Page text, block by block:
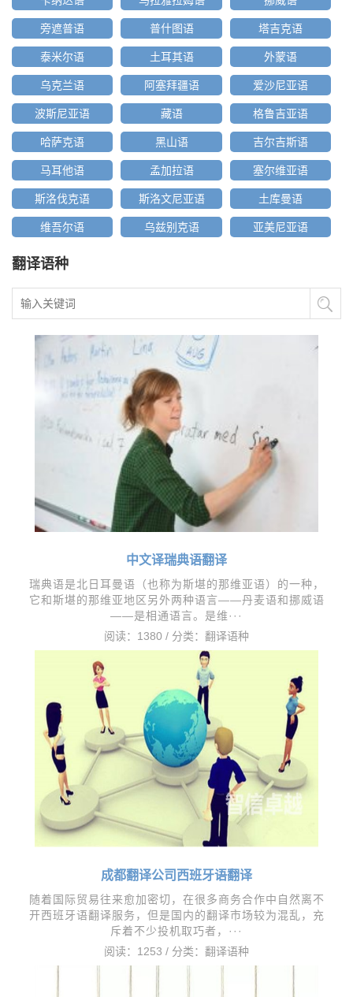
旁遮普语 普什图语 塔吉克语
泰米尔语 土耳其语 外蒙语
乌克兰语 阿塞拜疆语 爱沙尼亚语
波斯尼亚语 藏语 格鲁吉亚语
哈萨克语 黑山语 吉尔吉斯语
马耳他语 孟加拉语 塞尔维亚语
斯洛伐克语 斯洛文尼亚语 土库曼语
维吾尔语 乌兹别克语 亚美尼亚语
翻译语种
中文译瑞典语翻译
瑞典语是北日耳曼语（也称为斯堪的那维亚语）的一种，
它和斯堪的那维亚地区另外两种语言——丹麦语和挪威语
——是相通语言。是维···
阅读：1380 / 分类： 翻译语种
成都翻译公司西班牙语翻译
随着国际贸易往来愈加密切，在很多商务合作中自然离不
开西班牙语翻译服务，但是国内的翻译市场较为混乱，充
斥着不少投机取巧者，···
阅读：1253 / 分类： 翻译语种